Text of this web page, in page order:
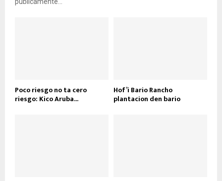
públicamente...
Poco riesgo no ta cero
riesgo: Kico Aruba...
Hof’i Bario Rancho
plantacion den bario